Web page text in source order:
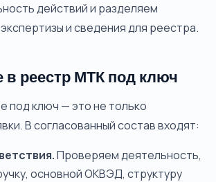
действий и разделяем
и сведения для реестра.
реестр МТК под ключ
под ключ — это не только
В согласованный состав входят:
Проверяем деятельность,
основной ОКВЭД, структуру